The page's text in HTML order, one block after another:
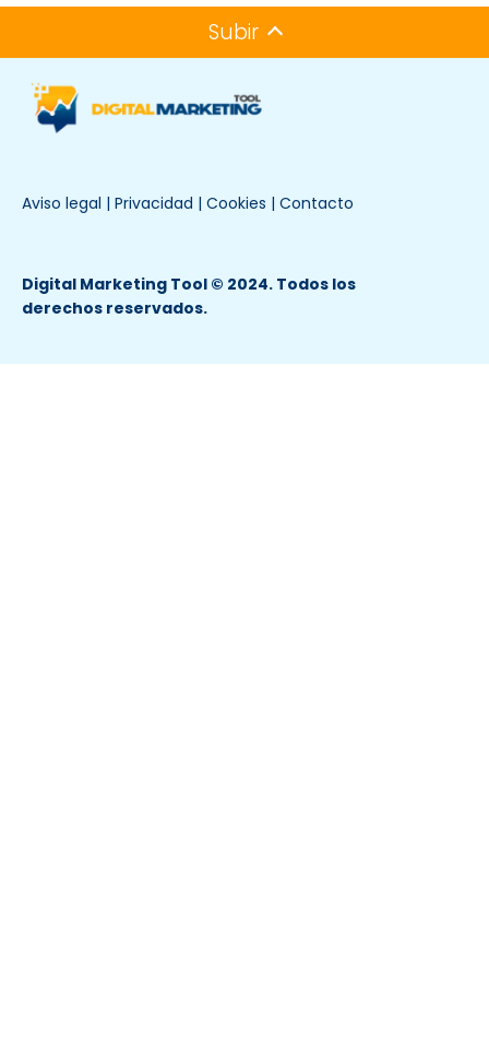
Subir
Aviso legal | Privacidad | Cookies | Contacto
Digital Marketing Tool © 2024. Todos los
derechos reservados.